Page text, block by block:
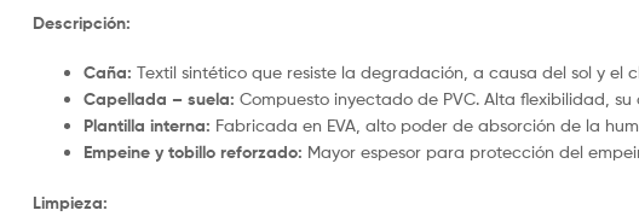
Descripción:
Caña: Textil sintético que resiste la degradación, a causa del sol y el
Capellada – suela: Compuesto inyectado de PVC. Alta flexibilidad,
Plantilla interna: Fabricada en EVA, alto poder de absorción de la
Empeine y tobillo reforzado: Mayor espesor para protección del
Limpieza: